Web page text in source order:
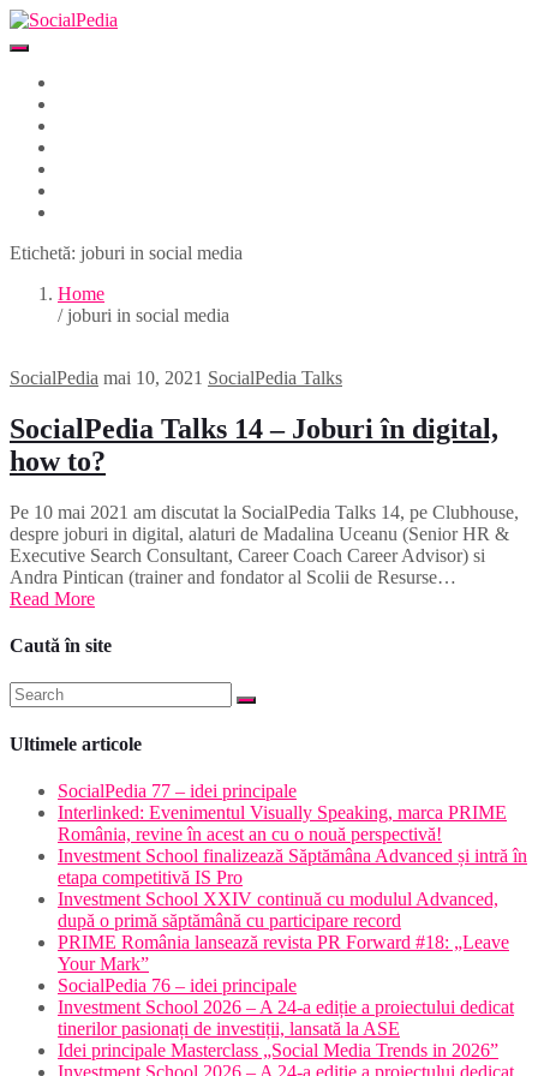
Etichetă: joburi in social media
Home
/ joburi in social media
SocialPedia mai 10, 2021 SocialPedia Talks
SocialPedia Talks 14 – Joburi în digital,
how to?
Pe 10 mai 2021 am discutat la SocialPedia Talks 14, pe Clubhouse,
despre joburi in digital, alaturi de Madalina Uceanu (Senior HR &
Executive Search Consultant, Career Coach Career Advisor) si
Andra Pintican (trainer and fondator al Scolii de Resurse…
Read More
Caută în site
Ultimele articole
SocialPedia 77 – idei principale
Interlinked: Evenimentul Visually Speaking, marca PRIME
România, revine în acest an cu o nouă perspectivă!
Investment School finalizează Săptămâna Advanced și intră în
etapa competitivă IS Pro
Investment School XXIV continuă cu modulul Advanced,
după o primă săptămână cu participare record
PRIME România lansează revista PR Forward #18: „Leave
Your Mark”
SocialPedia 76 – idei principale
Investment School 2026 – A 24-a ediție a proiectului dedicat
tinerilor pasionați de investiții, lansată la ASE
Idei principale Masterclass „Social Media Trends in 2026”
Investment School 2026 – A 24-a ediție a proiectului dedicat